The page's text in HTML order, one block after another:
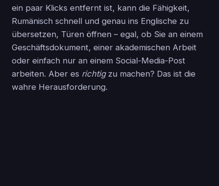
ein paar Klicks entfernt ist, kann die Fähigkeit,
Rumänisch schnell und genau ins Englische zu
übersetzen, Türen öffnen – egal, ob Sie an einem
Geschäftsdokument, einer akademischen Arbeit
oder einfach nur an einem Social-Media-Post
arbeiten. Aber es richtigzu machen? Das ist die
wahre Herausforderung.